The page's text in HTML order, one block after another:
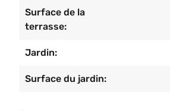
Surface de la
terrasse:
Jardin:
Surface du jardin: